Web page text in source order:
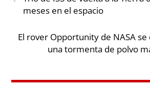
meses en el espacio
El rover Opportunity de NASA
una tormenta de polvo